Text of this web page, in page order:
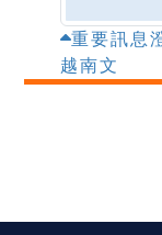
重要訊息
越南文